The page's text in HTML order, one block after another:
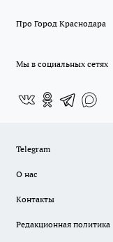
Про Город Краснодара
Мы в социальных сетях
Telegram
О нас
Контакты
Редакционная политика